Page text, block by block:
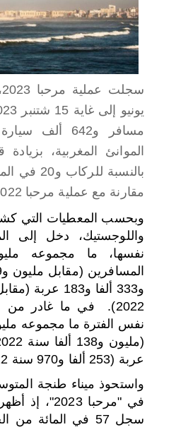
مسافر و642
بالنسبة
مقارنة مع عملية مرحبا 2022.
وبحسب المعطيات التي
واللوجستيك، دخل إلى
2022). في ما غادر
عربة (253 ألفا و970 سنة 2022).
واستحوذ ميناء طنجة
في "مرحبا
سجل 57 في المائة